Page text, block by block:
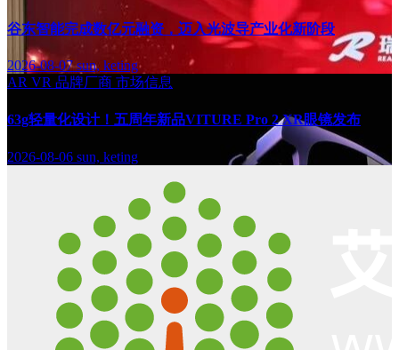
谷东智能完成数亿元融资，迈入光波导产业化新阶段
2026-08-07sun, keting
AR VR 品牌厂商 市场信息
63g轻量化设计！五周年新品VITURE Pro 2 XR眼镜发布
2026-08-06 sun, keting